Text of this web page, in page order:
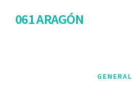
061 ARAGÓN
GENERAL